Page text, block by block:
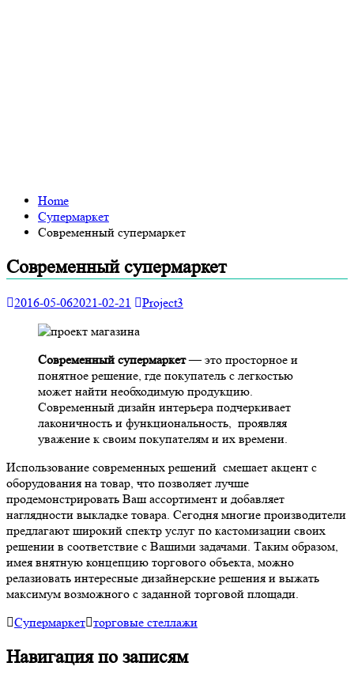
Home
Супермаркет
Современный супермаркет
Современный супермаркет
2016-05-062021-02-21 Project3
Современный супермаркет— это просторное и
понятное решение, где покупатель с легкостью
может найти необходимую продукцию.
Современный дизайн интерьера подчеркивает
лаконичность и функциональность, проявляя
уважение к своим покупателям и их времени.
Использование современных решений смешает акцент с
оборудования на товар, что позволяет лучше
продемонстрировать Ваш ассортимент и добавляет
наглядности выкладке товара. Сегодня многие производители
предлагают широкий спектр услуг по кастомизации своих
решении в соответствие с Вашими задачами. Таким образом,
имея внятную концепцию торгового объекта, можно
релазиовать интересные дизайнерские решения и выжать
максимум возможного с заданной торговой площади.
Супермаркет торговые стеллажи
Навигация по записям